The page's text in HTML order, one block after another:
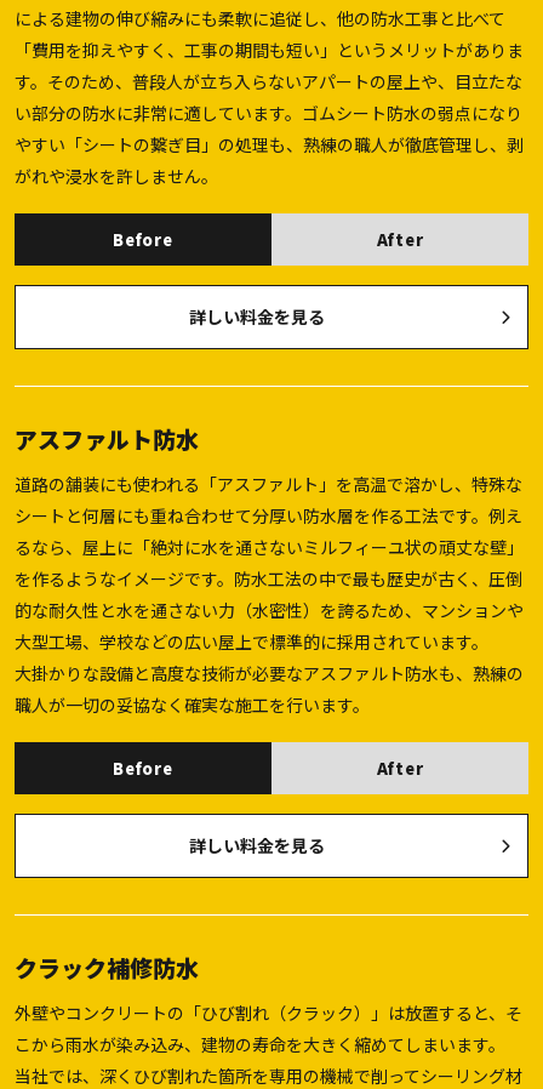
による建物の伸び縮みにも柔軟に追従し、他の防水工事と比べて
「費用を抑えやすく、工事の期間も短い」というメリットがありま
す。そのため、普段人が立ち入らないアパートの屋上や、目立たな
い部分の防水に非常に適しています。ゴムシート防水の弱点になり
やすい「シートの繋ぎ目」の処理も、熟練の職人が徹底管理し、剥
がれや浸水を許しません。
Before After
詳しい料金を見る
アスファルト防水
道路の舗装にも使われる「アスファルト」を高温で溶かし、特殊な
シートと何層にも重ね合わせて分厚い防水層を作る工法です。例え
るなら、屋上に「絶対に水を通さないミルフィーユ状の頑丈な壁」
を作るようなイメージです。防水工法の中で最も歴史が古く、圧倒
的な耐久性と水を通さない力（水密性）を誇るため、マンションや
大型工場、学校などの広い屋上で標準的に採用されています。
大掛かりな設備と高度な技術が必要なアスファルト防水も、熟練の
職人が一切の妥協なく確実な施工を行います。
Before After
詳しい料金を見る
クラック補修防水
外壁やコンクリートの「ひび割れ（クラック）」は放置すると、そ
こから雨水が染み込み、建物の寿命を大きく縮めてしまいます。
当社では、深くひび割れた箇所を専用の機械で削ってシーリング材